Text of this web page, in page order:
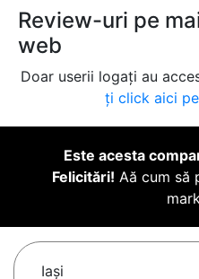
Review-uri pe
web
Doar userii logați au
ți click aici
Este acesta
Felicitări! Aă cum să
Iaşi